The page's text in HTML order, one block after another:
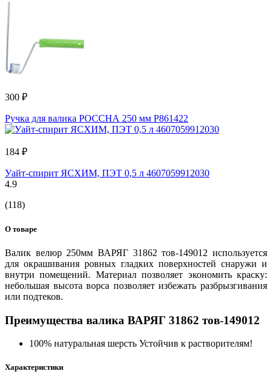
300 ₽
Ручка для валика РОССНА 250 мм Р861422
184 ₽
Уайт-спирит ЯСХИМ, ПЭТ 0,5 л 4607059912030
4.9
(118)
О товаре
Валик велюр 250мм ВАРЯГ 31862 тов-149012 используется
для окрашивания ровных гладких поверхностей снаружи и
внутри помещений. Материал позволяет экономить краску:
небольшая высота ворса позволяет избежать разбрызгивания
или подтеков.
Преимущества валика ВАРЯГ 31862 тов-149012
100% натуральная шерсть Устойчив к растворителям!
Характеристики